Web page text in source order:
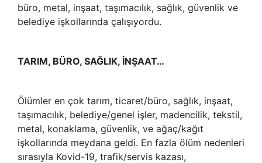
büro, metal, inşaat, taşımacılık, sağlık, güvenlik ve
belediye işkollarında çalışıyordu.
TARIM, BÜRO, SAĞLIK, İNŞAAT…
Ölümler en çok tarım, ticaret/büro, sağlık, inşaat,
taşımacılık, belediye/genel işler, madencilik, tekstil,
metal, konaklama, güvenlik, ve ağaç/kağıt
işkollarında meydana geldi. En fazla ölüm nedenleri
sırasıyla Kovid-19, trafik/servis kazası,